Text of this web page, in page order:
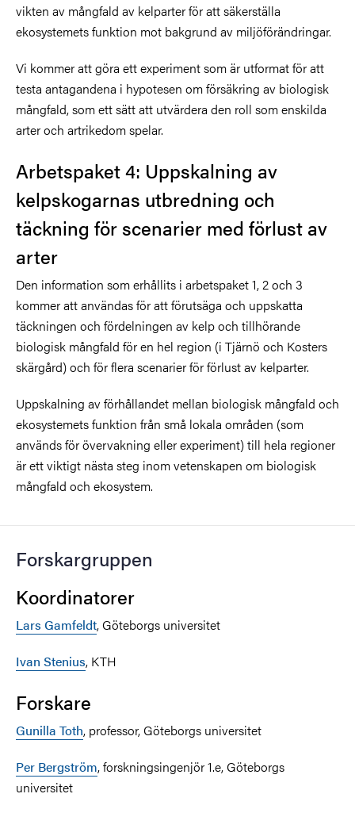
vikten av mångfald av kelparter för att säkerställa
ekosystemets funktion mot bakgrund av miljöförändringar.
Vi kommer att göra ett experiment som är utformat för att
testa antagandena i hypotesen om försäkring av biologisk
mångfald, som ett sätt att utvärdera den roll som enskilda
arter och artrikedom spelar.
Arbetspaket 4: Uppskalning av
kelpskogarnas utbredning och
täckning för scenarier med förlust av
arter
Den information som erhållits i arbetspaket 1, 2 och 3
kommer att användas för att förutsäga och uppskatta
täckningen och fördelningen av kelp och tillhörande
biologisk mångfald för en hel region (i Tjärnö och Kosters
skärgård) och för flera scenarier för förlust av kelparter.
Uppskalning av förhållandet mellan biologisk mångfald och
ekosystemets funktion från små lokala områden (som
används för övervakning eller experiment) till hela regioner
är ett viktigt nästa steg inom vetenskapen om biologisk
mångfald och ekosystem.
Forskargruppen
Koordinatorer
Lars Gamfeldt, Göteborgs universitet
Ivan Stenius, KTH
Forskare
Gunilla Toth, professor, Göteborgs universitet
Per Bergström, forskningsingenjör 1.e, Göteborgs
universitet